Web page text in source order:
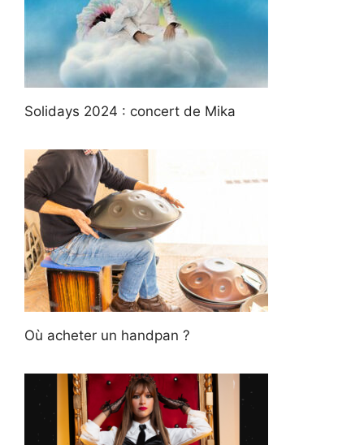
Solidays 2024 : concert de Mika
Où acheter un handpan ?